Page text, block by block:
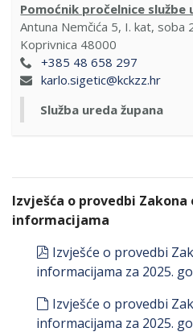
Pomoćnik pročelnice službe
Antuna Nemčića 5, I. kat, soba
Koprivnica 48000
+385 48 658 297
karlo.sigetic@kckzz.hr
Služba ureda župana
Izvješća o provedbi
informacijama
pdf
Izvješće o provedbi
informacijama za 2025.
default
Izvješće o provedbi
informacijama za 2025.